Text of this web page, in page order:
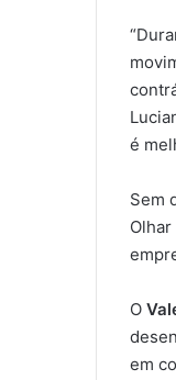
é
Sem
O
em